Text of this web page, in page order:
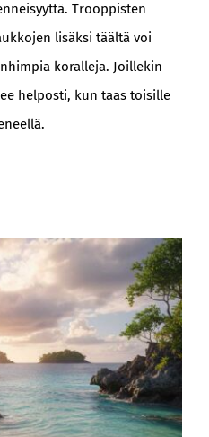
Trooppisten
lisäksi täältä voi
koralleja. Joillekin
helposti, kun taas toisille